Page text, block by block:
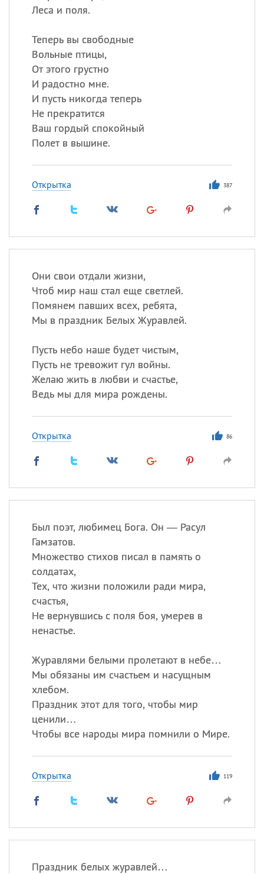
Леса и поля.
Теперь вы свободные
Вольные птицы,
От этого грустно
И радостно мне.
И пусть никогда теперь
Не прекратится
Ваш гордый спокойный
Полет в вышине.
Открытка 387
Они свои отдали жизни,
Чтоб мир наш стал еще светлей.
Помянем павших всех, ребята,
Мы в праздник Белых Журавлей.
Пусть небо наше будет чистым,
Пусть не тревожит гул войны.
Желаю жить в любви и счастье,
Ведь мы для мира рождены.
Открытка 86
Был поэт, любимец Бога. Он — Расул
Гамзатов.
Множество стихов писал в память о
солдатах,
Тех, что жизни положили ради мира,
счастья,
Не вернувшись с поля боя, умерев в
ненастье.
Журавлями белыми пролетают в небе…
Мы обязаны им счастьем и насущным
хлебом.
Праздник этот для того, чтобы мир
ценили…
Чтобы все народы мира помнили о Мире.
Открытка 119
Праздник белых журавлей…